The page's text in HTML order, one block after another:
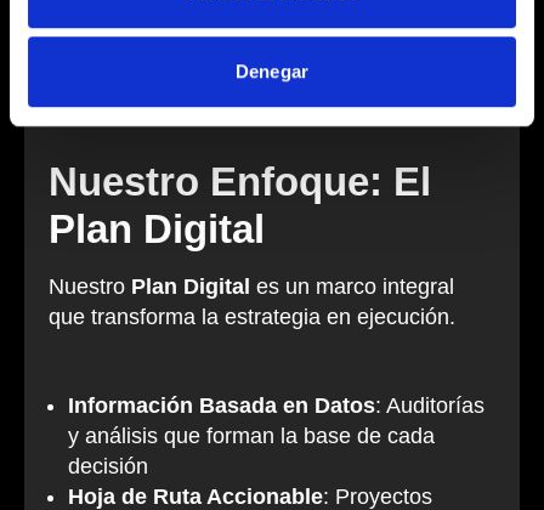
Denegar
Nuestro Enfoque: El
Plan Digital
Nuestro Plan Digital es un marco integral
que transforma la estrategia en ejecución.
Información Basada en Datos: Auditorías
y análisis que forman la base de cada
decisión
Hoja de Ruta Accionable: Proyectos